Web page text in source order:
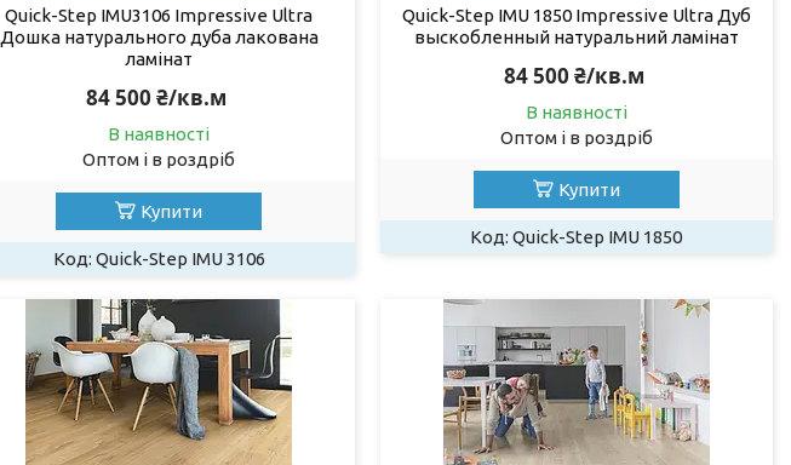
Quick-Step IMU3106 Impressive Ultra
Дошка натурального дуба лакована
ламінат
84 500 ₴/кв.м
В наявності
Оптом і в роздріб
Купити
Quick-Step IMU 3106
Quick-Step IMU 1850 Impressive Ultra Дуб
выскобленный натуральний ламінат
84 500 ₴/кв.м
В наявності
Оптом і в роздріб
Купити
Quick-Step IMU 1850